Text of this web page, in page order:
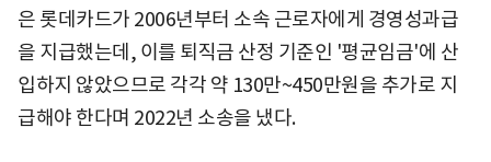
은 롯데카드가 2006년부터 소속 근로자에게 경영성과급
을 지급했는데, 이를 퇴직금 산정 기준인 '평균임금'에 산
입하지 않았으므로 각각 약 130만~450만원을 추가로 지
급해야 한다며 2022년 소송을 냈다.